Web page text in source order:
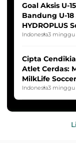
Goal Aksis U-
Bandung U-
HYDROPLUS
2025/2026
Indonesia3 minggu
Cipta
Atlet Cerdas:
MilkLife
HYDROPLUS
Indonesia3 minggu